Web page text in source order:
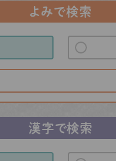
よみで検索
漢字で検索